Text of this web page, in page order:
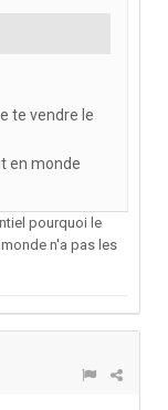
te vendre le
en monde
pourquoi le
n'a pas les